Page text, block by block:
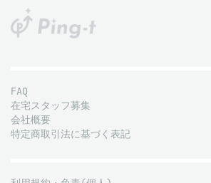
FAQ
在宅スタッフ募集
会社概要
特定商取引法に基づく表記